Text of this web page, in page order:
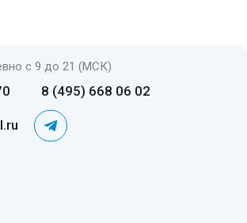
с 9 до 21 (МСК)
8 (495) 668 06 02